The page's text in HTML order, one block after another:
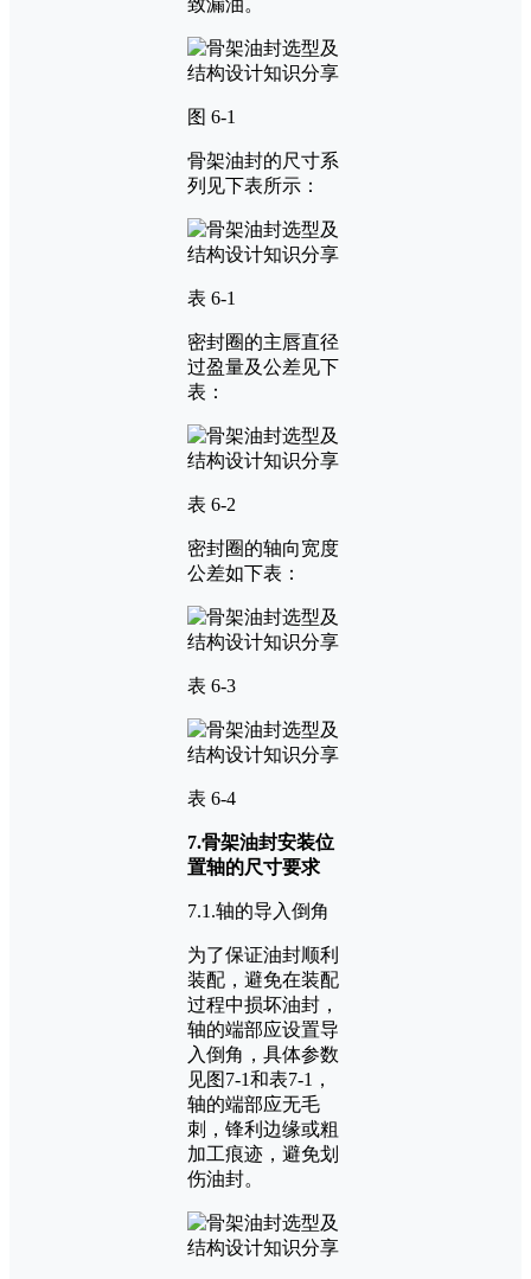
图 6-1
骨架油封的尺寸系
列见下表所示：
表 6-1
密封圈的主唇直径
过盈量及公差见下
表：
表 6-2
密封圈的轴向宽度
公差如下表：
表 6-3
表 6-4
7.骨架油封安装位
置轴的尺寸要求
7.1.轴的导入倒角
为了保证油封顺利
装配，避免在装配
过程中损坏油封，
轴的端部应设置导
入倒角，具体参数
见图7-1和表7-1，
轴的端部应无毛
刺，锋利边缘或粗
加工痕迹，避免划
伤油封。